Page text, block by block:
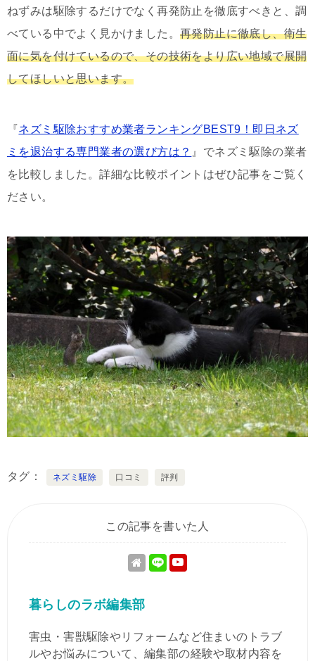
ねずみは駆除するだけでなく再発防止を徹底すべきと、調
べている中でよく見かけました。 再発防止に徹底し、衛生
面に気を付けているので、その技術をより広い地域で展開
してほしいと思います。
『ネズミ駆除おすすめ業者ランキングBEST9！即日ネズ
ミを退治する専門業者の選び方は？ 』でネズミ駆除の業者
を比較しました。詳細な比較ポイントはぜひ記事をご覧く
ださい。
タグ ネズミ駆除 口コミ 評判
この記事を書いた人
暮らしのラボ編集部
害虫・害獣駆除やリフォームなど住まいのトラブ
ルやお悩みについて、編集部の経験や取材内容を